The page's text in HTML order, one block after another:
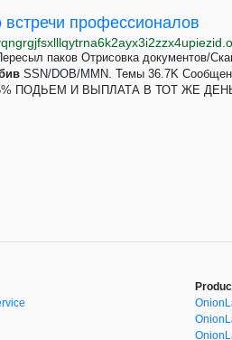
профессионалов
паков Отрисовка документов/
SSN/DOB/MMN. Темы 36.7K
ПОДЬЕМ И ВЫПЛАТА В ТОТ ЖЕ ДЕНЬ 3